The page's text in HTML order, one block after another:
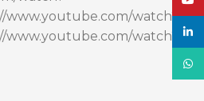
www.youtube.com/watch?
watch?